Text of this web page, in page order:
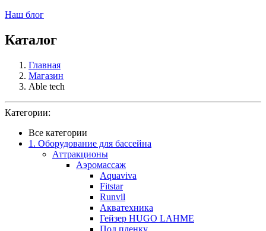
Наш блог
Каталог
Главная
Магазин
Able tech
Категории:
Все категории
1. Оборудование для бассейна
Аттракционы
Аэромассаж
Aquaviva
Fitstar
Runvil
Акватехника
Гейзер HUGO LAHME
Под пленку